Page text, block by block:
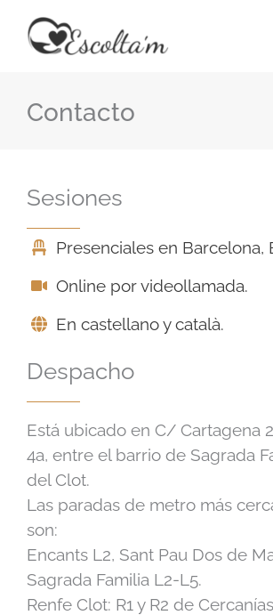
contenido
Contacto
Sesiones
Presenciales en Barcelona,
Online por videollamada.
En castellano y català.
Despacho
Está ubicado en C/ Cartagena
4a, entre el barrio de Sagrada
del Clot.
Las paradas de metro más
son:
Encants L2, Sant Pau Dos de
Sagrada Familia L2-L5.
Renfe Clot: R1 y R2 de